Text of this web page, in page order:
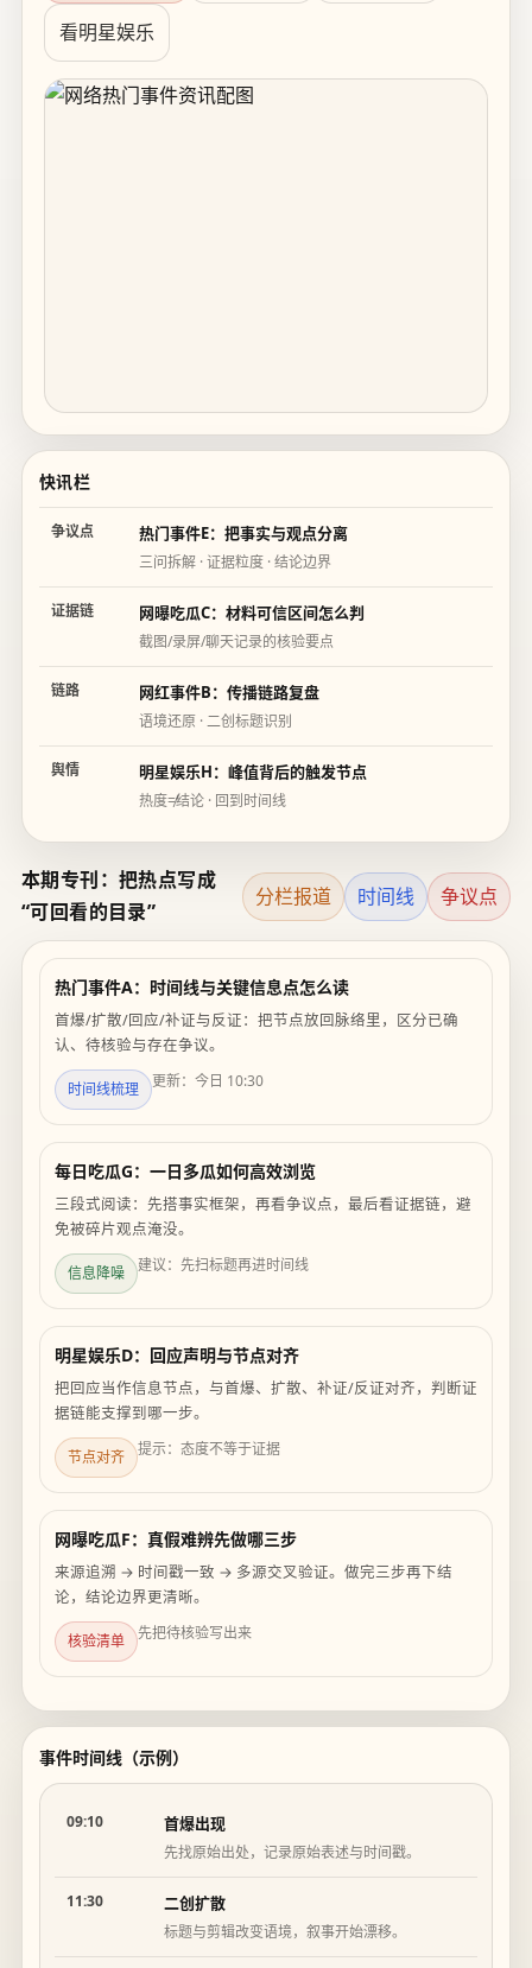
看明星娱乐
快讯栏
争议点 热门事件E：把事实与观点分离
三问拆解 · 证据粒度 · 结论边界
证据链 网曝吃瓜C：材料可信区间怎么判
截图/录屏/聊天记录的核验要点
链路 网红事件B：传播链路复盘
语境还原 · 二创标题识别
舆情 明星娱乐H：峰值背后的触发节点
热度≠结论 · 回到时间线
本期专刊：把热点写成
“可回看的目录”
分栏报道 时间线 争议点
热门事件A：时间线与关键信息点怎么读
首爆/扩散/回应/补证与反证：把节点放回脉络里，区分已确
认、待核验与存在争议。
时间线梳理 更新：今日 10:30
每日吃瓜G：一日多瓜如何高效浏览
三段式阅读：先搭事实框架，再看争议点，最后看证据链，避
免被碎片观点淹没。
信息降噪 建议：先扫标题再进时间线
明星娱乐D：回应声明与节点对齐
把回应当作信息节点，与首爆、扩散、补证/反证对齐，判断证
据链能支撑到哪一步。
节点对齐 提示：态度不等于证据
网曝吃瓜F：真假难辨先做哪三步
来源追溯 → 时间戳一致 → 多源交叉验证。做完三步再下结
论，结论边界更清晰。
核验清单 先把待核验写出来
事件时间线（示例）
09:10 首爆出现
先找原始出处，记录原始表述与时间戳。
11:30 二创扩散
标题与剪辑改变语境，叙事开始漂移。